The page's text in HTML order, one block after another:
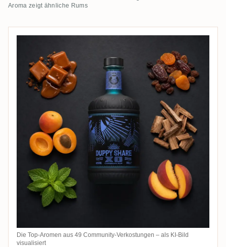
Aroma zeigt ähnliche Rums
Die Top-Aromen aus 49 Community-Verkostungen – als KI-Bild
visualisiert